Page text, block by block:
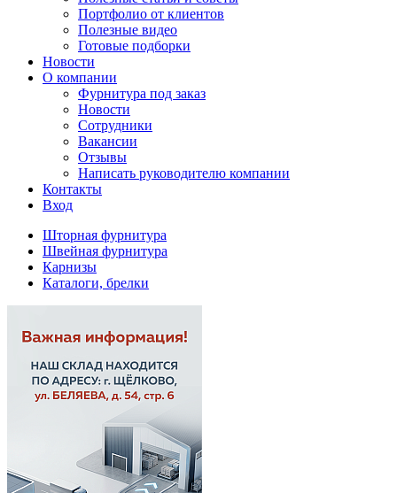
Портфолио от клиентов
Полезные видео
Готовые подборки
Новости
О компании
Фурнитура под заказ
Новости
Сотрудники
Вакансии
Отзывы
Написать руководителю компании
Контакты
Вход
Шторная фурнитура
Швейная фурнитура
Карнизы
Каталоги, брелки